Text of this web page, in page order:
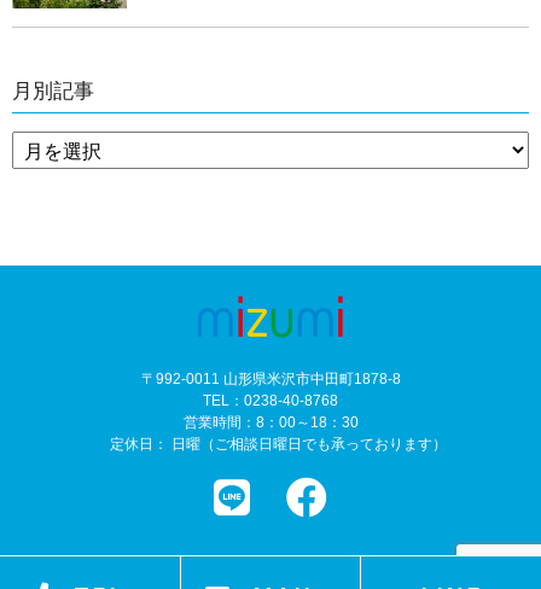
月別記事
〒992-0011 山形県米沢市中田町1878-8
TEL：0238-40-8768
営業時間：8：00～18：30
定休日： 日曜（ご相談日曜日でも承っております）